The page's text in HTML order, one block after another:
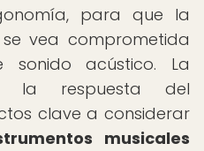
para que la
vea comprometida
acústico. La
la respuesta del
clave a considerar
musicales